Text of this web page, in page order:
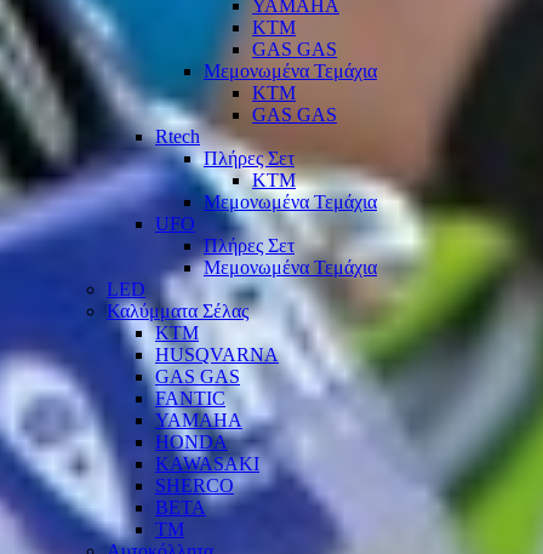
YAMAHA
KTM
GAS GAS
Μεμονωμένα Τεμάχια
KTM
GAS GAS
Rtech
Πλήρες Σετ
KTM
Μεμονωμένα Τεμάχια
UFO
Πλήρες Σετ
Μεμονωμένα Τεμάχια
LED
Καλύμματα Σέλας
KTM
HUSQVARNA
GAS GAS
FANTIC
YAMAHA
HONDA
KAWASAKI
SHERCO
BETA
TM